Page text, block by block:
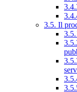
3.5. Il